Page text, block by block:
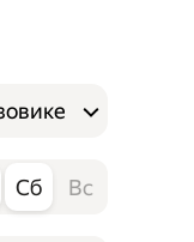
Сб Вс